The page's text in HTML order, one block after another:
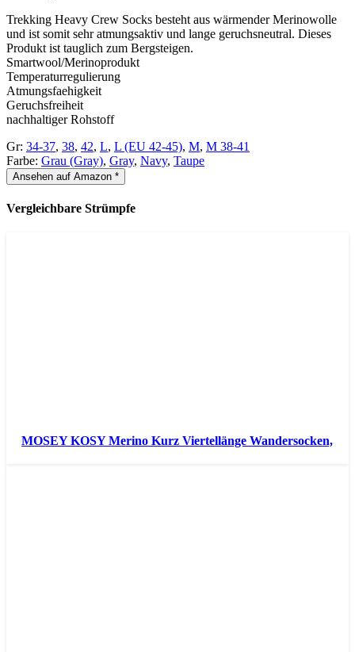
Trekking Heavy Crew Socks besteht aus wärmender Merinowolle
und ist somit sehr atmungsaktiv und lange geruchsneutral. Dieses
Produkt ist tauglich zum Bergsteigen.
Smartwool/Merinoprodukt
Temperaturregulierung
Atmungsfaehigkeit
Geruchsfreiheit
nachhaltiger Rohstoff
Gr: 34-37, 38, 42, L, L (EU 42-45), M, M 38-41
Farbe: Grau (Gray), Gray, Navy, Taupe
Ansehen auf Amazon *
Vergleichbare Strümpfe
MOSEY KOSY Merino Kurz Viertellänge Wandersocken,